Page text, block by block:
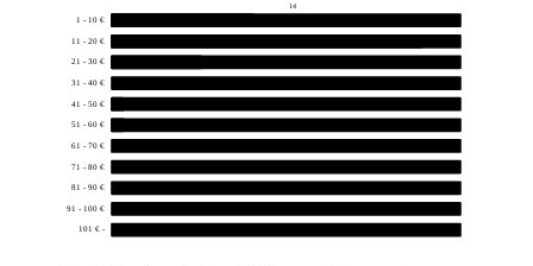
14
1 - 10 €
11 - 20 €
21 - 30 €
31 - 40 €
41 - 50 €
51 - 60 €
61 - 70 €
71 - 80 €
81 - 90 €
91 - 100 €
101 € -